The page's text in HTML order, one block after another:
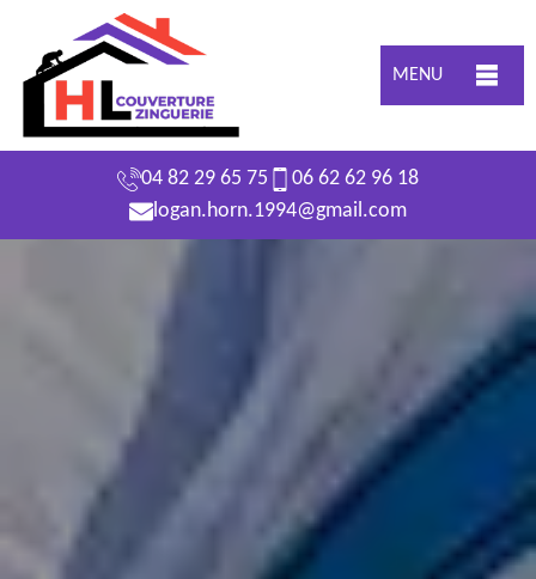
MENU
04 82 29 65 75
06 62 62 96 18
logan.horn.1994@gmail.com